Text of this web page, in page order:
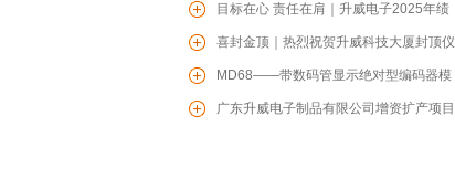
TS06轻触开关
目标在心 责任在肩｜升威电子2025年绩
效目标责任书签约仪式圆满召开
喜封金顶｜热烈祝贺升威科技大厦封顶仪
式圆满举行
MD68——带数码管显示绝对型编码器模
组
广东升威电子制品有限公司增资扩产项目